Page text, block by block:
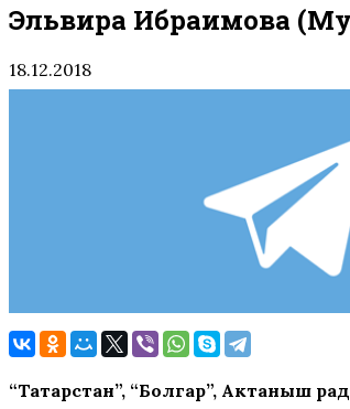
Эльвира Ибраһимова
18.12.2018
“Татарстан”, “Болгар”, Актаныш